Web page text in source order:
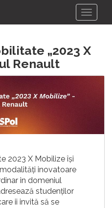
„2023 X
Renault
2023 X Mobilize își
inovatoare
in domeniul
studenților
ii invită să se